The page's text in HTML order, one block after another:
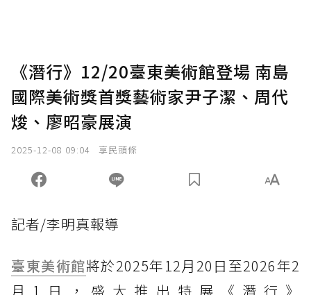
《潛行》12/20臺東美術館登場 南島
國際美術獎首獎藝術家尹子潔、周代
焌、廖昭豪展演
2025-12-08 09:04 享民頭條
記者/李明真報導
臺東美術館將於2025年12月20日至2026年2
月1日，盛大推出特展《潛行》